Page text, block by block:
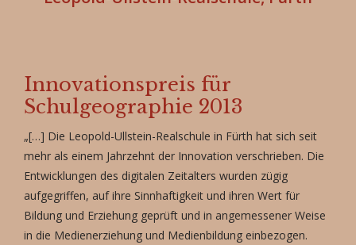
Innovationspreis für
Schulgeographie 2013
„[…] Die Leopold-Ullstein-Realschule in Fürth hat sich seit
mehr als einem Jahrzehnt der Innovation verschrieben. Die
Entwicklungen des digitalen Zeitalters wurden zügig
aufgegriffen, auf ihre Sinnhaftigkeit und ihren Wert für
Bildung und Erziehung geprüft und in angemessener Weise
in die Medienerziehung und Medienbildung einbezogen.